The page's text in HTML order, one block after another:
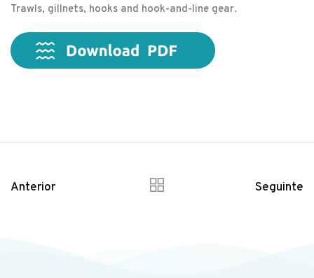
Trawls, gillnets, hooks and hook-and-line gear.
Anterior Seguinte